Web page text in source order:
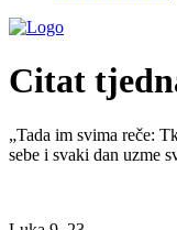
Citat
„Tada im svima reče:
sebe i svaki dan uzme